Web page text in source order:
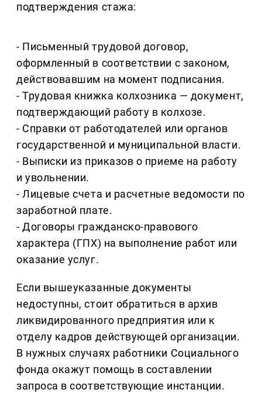
подтверждения стажа:
- Письменный трудовой договор,
оформленный в соответствии с законом,
действовавшим на момент подписания.
- Трудовая книжка колхозника — документ,
подтверждающий работу в колхозе.
- Справки от работодателей или органов
государственной и муниципальной власти.
- Выписки из приказов о приеме на работу
и увольнении.
- Лицевые счета и расчетные ведомости по
заработной плате.
- Договоры гражданско-правового
характера (ГПХ) на выполнение работ или
оказание услуг.
Если вышеуказанные документы
недоступны, стоит обратиться в архив
ликвидированного предприятия или к
отделу кадров действующей организации.
В нужных случаях работники Социального
фонда окажут помощь в составлении
запроса в соответствующие инстанции.